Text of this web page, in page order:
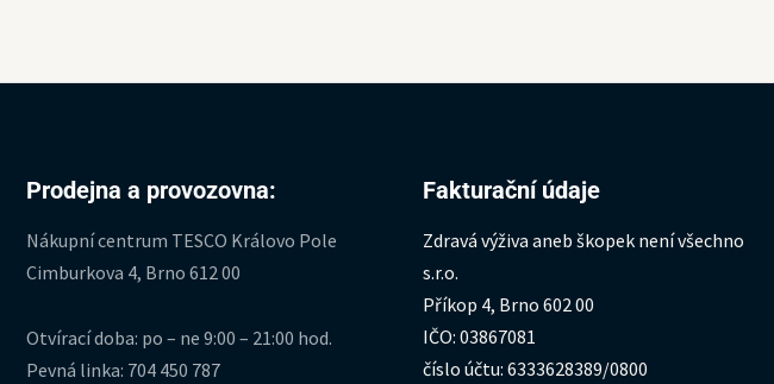
Prodejna a provozovna:
Nákupní centrum TESCO Královo Pole
Cimburkova 4, Brno 612 00
Otvírací doba: po – ne 9:00 – 21:00 hod.
Pevná linka: 704 450 787
Fakturační údaje
Zdravá výživa aneb škopek není všechno
s.r.o.
Příkop 4, Brno 602 00
IČO: 03867081
číslo účtu: 6333628389/0800